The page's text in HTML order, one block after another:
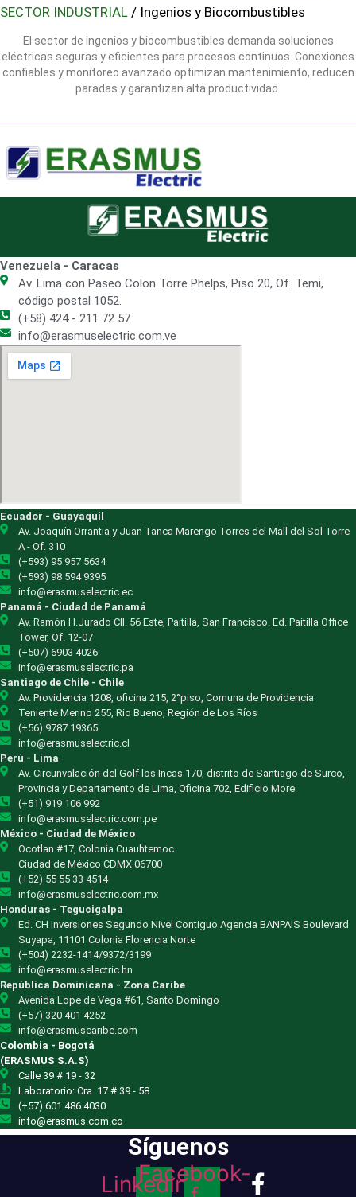
SECTOR INDUSTRIAL / Ingenios y Biocombustibles
El sector de ingenios y biocombustibles demanda soluciones
eléctricas seguras y eficientes para procesos continuos. Conexiones
confiables y monitoreo avanzado optimizan mantenimiento, reducen
paradas y garantizan alta productividad.
Venezuela - Caracas
Av. Lima con Paseo Colon Torre Phelps, Piso 20, Of. Temi,
código postal 1052.
(+58) 424 - 211 72 57
info@erasmuselectric.com.ve
Ecuador - Guayaquil
Av. Joaquín Orrantia y Juan Tanca Marengo Torres del Mall del Sol Torre
A - Of. 310
(+593) 95 957 5634
(+593) 98 594 9395
info@erasmuselectric.ec
Panamá - Ciudad de Panamá
Av. Ramón H.Jurado Cll. 56 Este, Paitilla, San Francisco. Ed. Paitilla Office
Tower, Of. 12-07
(+507) 6903 4026
info@erasmuselectric.pa
Santiago de Chile - Chile
Av. Providencia 1208, oficina 215, 2°piso, Comuna de Providencia
Teniente Merino 255, Rio Bueno, Región de Los Ríos
(+56) 9787 19365
info@erasmuselectric.cl
Perú - Lima
Av. Circunvalación del Golf los Incas 170, distrito de Santiago de Surco,
Provincia y Departamento de Lima, Oficina 702, Edificio More
(+51) 919 106 992
info@erasmuselectric.com.pe
México - Ciudad de México
Ocotlan #17, Colonia Cuauhtemoc
Ciudad de México CDMX 06700
(+52) 55 55 33 4514
info@erasmuselectric.com.mx
Honduras - Tegucigalpa
Ed. CH Inversiones Segundo Nivel Contiguo Agencia BANPAIS Boulevard
Suyapa, 11101 Colonia Florencia Norte
(+504) 2232-1414/9372/3199
info@erasmuselectric.hn
República Dominicana - Zona Caribe
Avenida Lope de Vega #61, Santo Domingo
(+57) 320 401 4252
info@erasmuscaribe.com
Colombia - Bogotá
(ERASMUS S.A.S)
Calle 39 # 19 - 32
Laboratorio: Cra. 17 # 39 - 58
(+57) 601 486 4030
info@erasmus.com.co
Síguenos
Linkedin
Facebook-